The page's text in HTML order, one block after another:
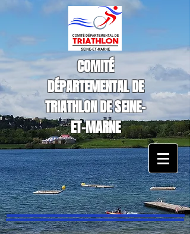
COMITÉ
DÉPARTEMENTAL DE
TRIATHLON DE SEINE-
ET-MARNE